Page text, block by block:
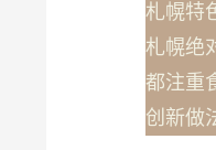
札幌特
札幌绝
都注重
创新做